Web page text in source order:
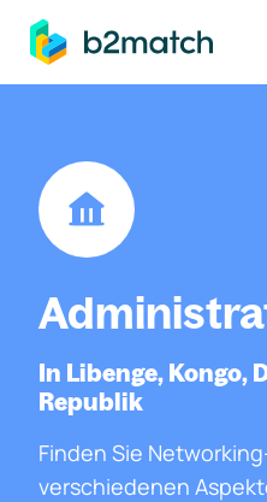
springen
In Libenge, Kongo,
Republik
Finden Sie
verschiedenen